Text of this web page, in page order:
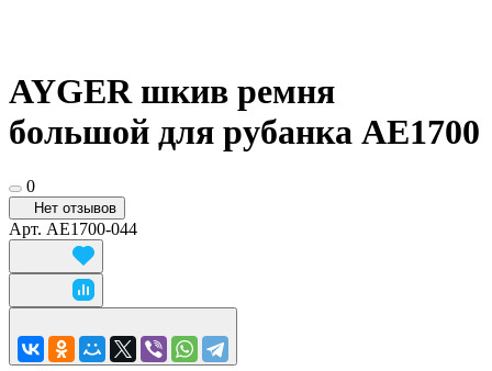
AYGER шкив ремня
большой для рубанка AE1700
0
Нет отзывов
Арт. AE1700-044